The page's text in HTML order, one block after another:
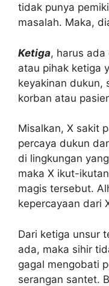
tidak punya
masalah. Maka,
Ketiga, harus
atau pihak ketiga
keyakinan dukun,
korban atau
Misalkan, X sakit
percaya dukun
di lingkungan
maka X ikut-
magis tersebut.
kepercayaan dari
Dari ketiga unsur
ada, maka sihir
gagal mengobati
serangan santet.